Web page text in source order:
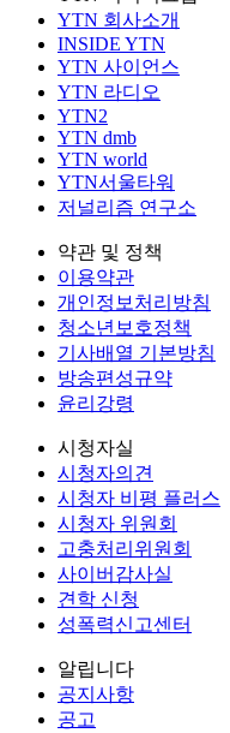
YTN 회사소개
INSIDE YTN
YTN 사이언스
YTN 라디오
YTN2
YTN dmb
YTN world
YTN서울타워
저널리즘 연구소
약관 및 정책
이용약관
개인정보처리방침
청소년보호정책
기사배열 기본방침
방송편성규약
윤리강령
시청자실
시청자의견
시청자 비평 플러스
시청자 위원회
고충처리위원회
사이버감사실
견학 신청
성폭력신고센터
알립니다
공지사항
공고